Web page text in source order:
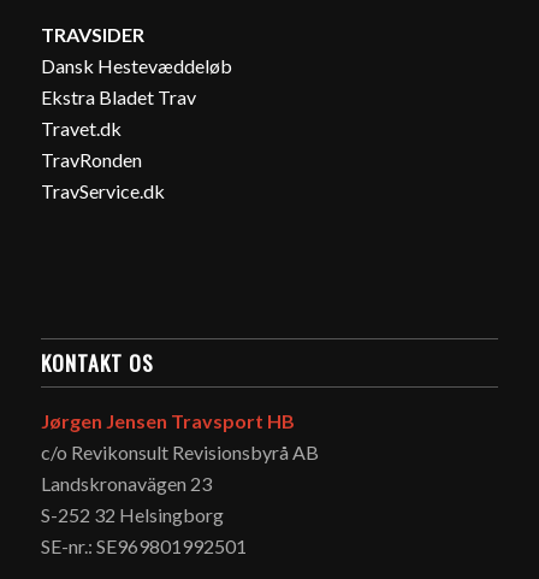
TRAVSIDER
Dansk Hestevæddeløb
Ekstra Bladet Trav
Travet.dk
TravRonden
TravService.dk
KONTAKT OS
Jørgen Jensen Travsport HB
c/o Revikonsult Revisionsbyrå AB
Landskronavägen 23
S-252 32 Helsingborg
SE-nr.: SE969801992501